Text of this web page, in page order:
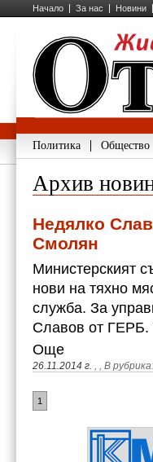
Начало За нас Новини
Политика Общество
Архив
Недялко
Смолян
Министерският
нови на тяхно
служба. За
Славов от ГЕРБ.
26.11.2014 г. , , В рубрика:
Още
1